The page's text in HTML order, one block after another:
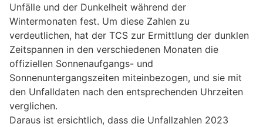
Unfälle und der Dunkelheit während der
Wintermonaten fest. Um diese Zahlen zu
verdeutlichen, hat der TCS zur Ermittlung der dunklen
Zeitspannen in den verschiedenen Monaten die
offiziellen Sonnenaufgangs- und
Sonnenuntergangszeiten miteinbezogen, und sie mit
den Unfalldaten nach den entsprechenden Uhrzeiten
verglichen.
Daraus ist ersichtlich, dass die Unfallzahlen 2023